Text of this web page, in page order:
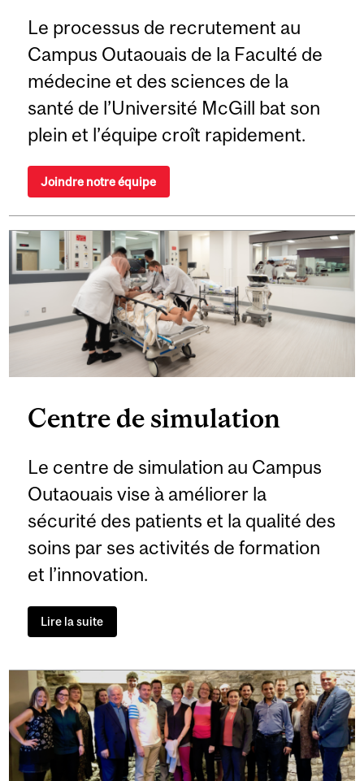
Le processus de recrutement au
Campus Outaouais de la Faculté de
médecine et des sciences de la
santé de l’Université McGill bat son
plein et l’équipe croît rapidement.
Joindre notre équipe
Centre de simulation
Le centre de simulation au Campus
Outaouais vise à améliorer la
sécurité des patients et la qualité des
soins par ses activités de formation
et l’innovation.
Lire la suite